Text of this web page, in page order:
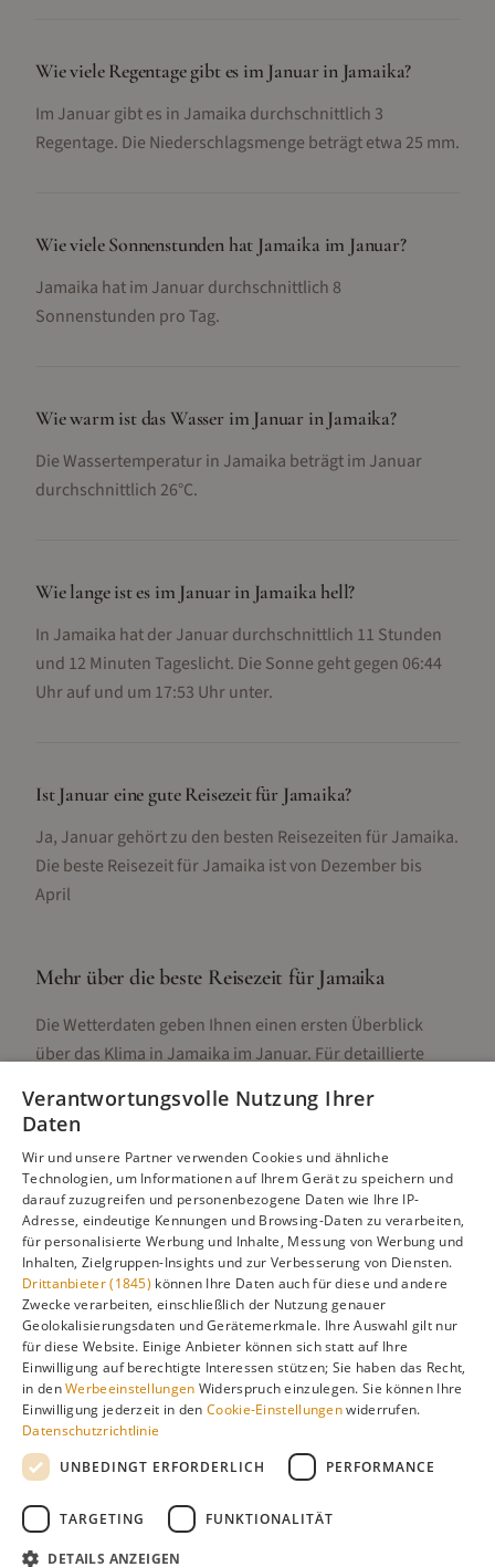
Wie viele Regentage gibt es im Januar in Jamaika?
Im Januar gibt es in Jamaika durchschnittlich 3
Regentage. Die Niederschlagsmenge beträgt etwa 25 mm.
Wie viele Sonnenstunden hat Jamaika im Januar?
Jamaika hat im Januar durchschnittlich 8
Sonnenstunden pro Tag.
Wie warm ist das Wasser im Januar in Jamaika?
Die Wassertemperatur in Jamaika beträgt im Januar
durchschnittlich 26°C.
Wie lange ist es im Januar in Jamaika hell?
In Jamaika hat der Januar durchschnittlich 11 Stunden
und 12 Minuten Tageslicht. Die Sonne geht gegen 06:44
Uhr auf und um 17:53 Uhr unter.
Ist Januar eine gute Reisezeit für Jamaika?
Ja, Januar gehört zu den besten Reisezeiten für Jamaika.
Die beste Reisezeit für Jamaika ist von Dezember bis
April
Mehr über die beste Reisezeit für Jamaika
Die Wetterdaten geben Ihnen einen ersten Überblick
über das Klima in Jamaika im Januar. Für detaillierte
Unterschieden, Aktivitäten und Reisetipps besuchen Sie
Alle Infos zur besten Reisezeit Jamaika
Gefällt dir diese Seite? Teile sie auf Pinterest!
Auf Pinterest merken
uns
Verantwortungsvolle Nutzung Ihrer
Daten
Wir und unsere Partner verwenden Cookies und ähnliche
Technologien, um Informationen auf Ihrem Gerät zu speichern und
darauf zuzugreifen und personenbezogene Daten wie Ihre IP-
Adresse, eindeutige Kennungen und Browsing-Daten zu verarbeiten,
für personalisierte Werbung und Inhalte, Messung von Werbung und
Inhalten, Zielgruppen-Insights und zur Verbesserung von Diensten.
Drittanbieter (1845) können Ihre Daten auch für diese und andere
Zwecke verarbeiten, einschließlich der Nutzung genauer
Geolokalisierungsdaten und Gerätemerkmale. Ihre Auswahl gilt nur
für diese Website. Einige Anbieter können sich statt auf Ihre
Einwilligung auf berechtigte Interessen stützen; Sie haben das Recht,
in denWerbeeinstellungen Widerspruch einzulegen. Sie können Ihre
Einwilligung jederzeit in denCookie-Einstellungenwiderrufen.
Datenschutzrichtlinie
UNBEDINGT ERFORDERLICH
PERFORMANCE
TARGETING FUNKTIONALITÄT
DETAILS ANZEIGEN